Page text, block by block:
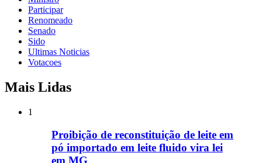
Participar
Renomeado
Senado
Sido
Ultimas Noticias
Votacoes
Mais Lidas
1
Proibição de reconstituição de leite em
pó importado em leite fluido vira lei
em MG